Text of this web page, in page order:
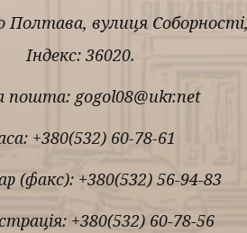
Полтава, вулиця
Індекс: 36020.
пошта: gogol08@ukr.net
+380(532) 60-78-61
(факс): +380(532) 56-94-83
+380(532) 60-78-56